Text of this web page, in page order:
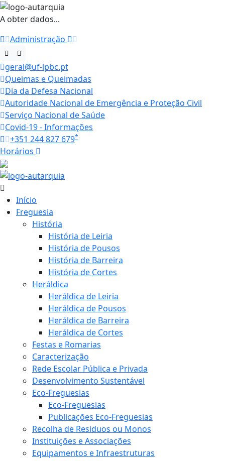
A obter dados...
Administração
geral@uf-lpbc.pt
Queimas e Queimadas
Dia da Defesa Nacional
Autoridade Nacional de Emergência e Proteção Civil
Serviço Nacional de Saúde
Covid-19 - Informações
+351 244 827 679*
Horários
Início
Freguesia
História
História de Leiria
História de Pousos
História de Barreira
História de Cortes
Heráldica
Heráldica de Leiria
Heráldica de Pousos
Heráldica de Barreira
Heráldica de Cortes
Festas e Romarias
Caracterização
Rede Escolar Pública e Privada
Desenvolvimento Sustentável
Eco-Freguesias
Eco-Freguesias
Publicações Eco-Freguesias
Recolha de Residuos ou Monos
Instituições e Associações
Equipamentos e Infraestruturas